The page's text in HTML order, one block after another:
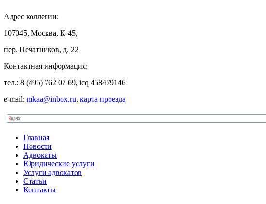
Адрес коллегии:
107045, Москва, К-45,
пер. Печатников, д. 22
Контактная информация:
тел.: 8 (495) 762 07 69, icq 458479146
e-mail: mkaa@inbox.ru, карта проезда
Главная
Новости
Адвокаты
Юридические услуги
Услуги адвокатов
Статьи
Контакты